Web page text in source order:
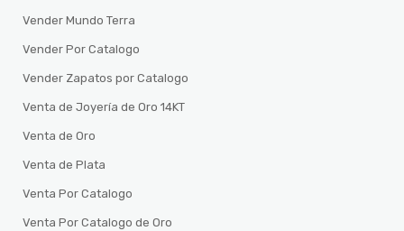
Vender Mundo Terra
Vender Por Catalogo
Vender Zapatos por Catalogo
Venta de Joyería de Oro 14KT
Venta de Oro
Venta de Plata
Venta Por Catalogo
Venta Por Catalogo de Oro